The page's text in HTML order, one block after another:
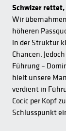
Schwizer
Wir
höheren
in der Struktur
Chancen.
Führung –
hielt unsere
verdient in
Cocic per Kopf
Schlusspunkt